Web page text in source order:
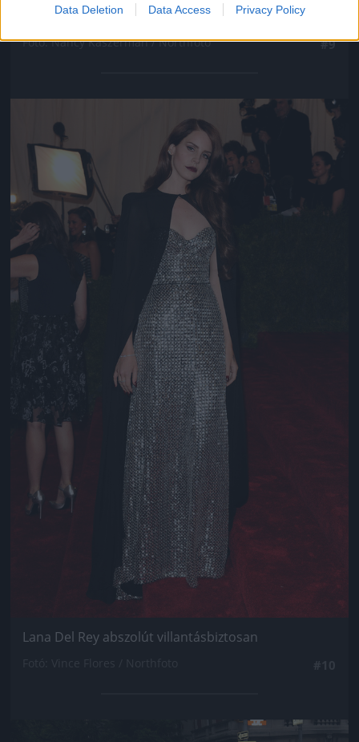
Data Deletion Data Access Privacy Policy
Persze sokkal többet mutatott a hátából
Fotó: Nancy Kaszerman / Northfoto #9
Jön még kép!
Lana Del Rey abszolút villantásbiztosan